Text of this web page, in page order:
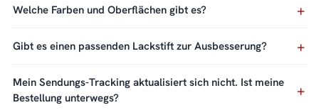
Welche Farben und Oberflächen gibt es?
Gibt es einen passenden Lackstift zur Ausbesserung?
Mein Sendungs-Tracking aktualisiert sich nicht. Ist meine
Bestellung unterwegs?